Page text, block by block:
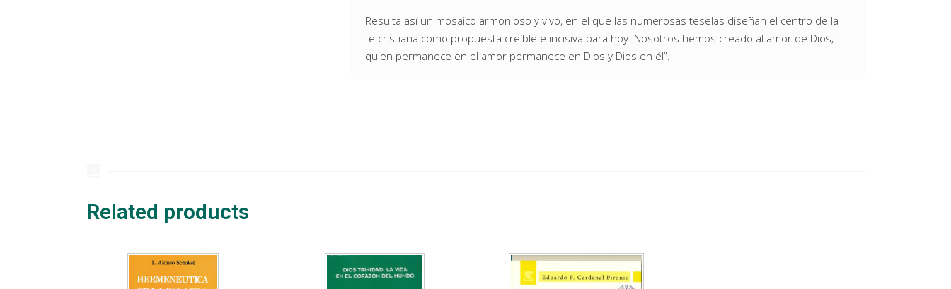
Resulta así un mosaico armonioso y vivo, en el que las numerosas teselas diseñan el centro de la
fe cristiana como propuesta creíble e incisiva para hoy: Nosotros hemos creado al amor de Dios;
quien permanece en el amor permanece en Dios y Dios en él”.
Related products